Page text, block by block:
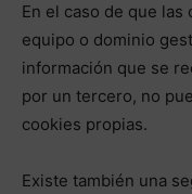
En el caso de que
equipo o dominio
información que se
por un tercero, no
cookies propias.
Existe también una